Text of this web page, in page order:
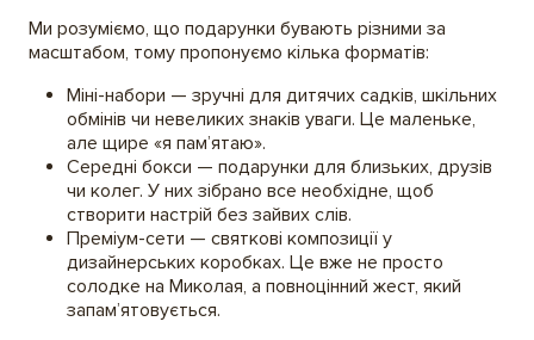
Ми розуміємо, що подарунки бувають різними за
масштабом, тому пропонуємо кілька форматів:
Міні-набори — зручні для дитячих садків, шкільних
обмінів чи невеликих знаків уваги. Це маленьке,
але щире «я пам’ятаю».
Середні бокси — подарунки для близьких, друзів
чи колег. У них зібрано все необхідне, щоб
створити настрій без зайвих слів.
Преміум-сети — святкові композиції у
дизайнерських коробках. Це вже не просто
солодке на Миколая, а повноцінний жест, який
запам’ятовується.